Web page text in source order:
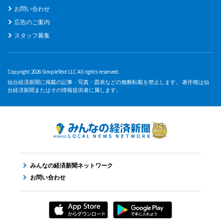
お問い合わせ
広告のご案内
スタッフ募集
Copyright 2026 SimpleText LLC All rights reserved.
仙台経済新聞に掲載の記事・写真・図表などの無断転載を禁止します。 著作権は仙
台経済新聞またはその情報提供者に属します。
みんなの経済新聞ネットワーク
お問い合わせ